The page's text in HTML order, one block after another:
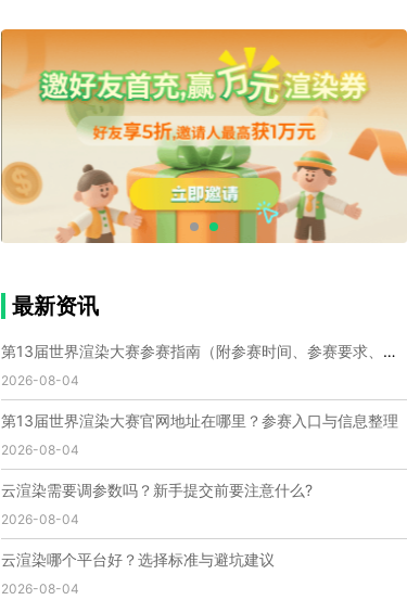
渲染溢色
EEVEE渲染器
C4D教程
Corona降噪器
奥斯卡 电影
建模渲染
人物建模渲染
在线建模渲染
北京渲染农场
成都动画渲染
免费渲染农场
网络渲染农场
个人渲染农场
小型渲染农场
自建渲染农场
视频渲染农场
渲染农场软件
cpu渲染农场
渲染农场费用
渲染农场下载
模型软件
建模渲染软件
三维建模渲染
3d建模渲染
云渲染农场
C4D渲染农场
渲染农场收费
云渲染农场价格
瑞云渲染农场价格
动画渲染农场
第十一届世界渲染大赛
世界渲染大赛时间
世界渲染大赛官网
国际渲染大赛
国际渲染大赛排名
世界渲染大赛软件
瑞云官网
瑞云科技 端云
瑞云渲染官网
网络渲染软件
云渲染服务
云渲染怎么收费
云渲染怎么用
最新资讯
第13届世界渲染大赛参赛指南（附参赛时间、参赛要求、赛事奖励等）
2026-08-04
第13届世界渲染大赛官网地址在哪里？参赛入口与信息整理
2026-08-04
云渲染需要调参数吗？新手提交前要注意什么?
2026-08-04
云渲染哪个平台好？选择标准与避坑建议
2026-08-04